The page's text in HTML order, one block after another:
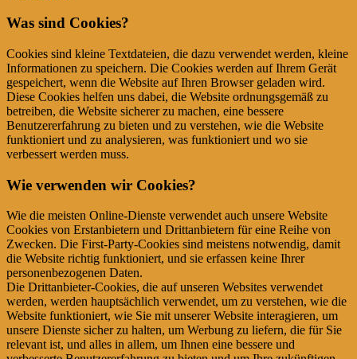
Was sind Cookies?
Cookies sind kleine Textdateien, die dazu verwendet werden, kleine
Informationen zu speichern. Die Cookies werden auf Ihrem Gerät
gespeichert, wenn die Website auf Ihren Browser geladen wird.
Diese Cookies helfen uns dabei, die Website ordnungsgemäß zu
betreiben, die Website sicherer zu machen, eine bessere
Benutzererfahrung zu bieten und zu verstehen, wie die Website
funktioniert und zu analysieren, was funktioniert und wo sie
verbessert werden muss.
Wie verwenden wir Cookies?
Wie die meisten Online-Dienste verwendet auch unsere Website
Cookies von Erstanbietern und Drittanbietern für eine Reihe von
Zwecken. Die First-Party-Cookies sind meistens notwendig, damit
die Website richtig funktioniert, und sie erfassen keine Ihrer
personenbezogenen Daten.
Die Drittanbieter-Cookies, die auf unseren Websites verwendet
werden, werden hauptsächlich verwendet, um zu verstehen, wie die
Website funktioniert, wie Sie mit unserer Website interagieren, um
unsere Dienste sicher zu halten, um Werbung zu liefern, die für Sie
relevant ist, und alles in allem, um Ihnen eine bessere und